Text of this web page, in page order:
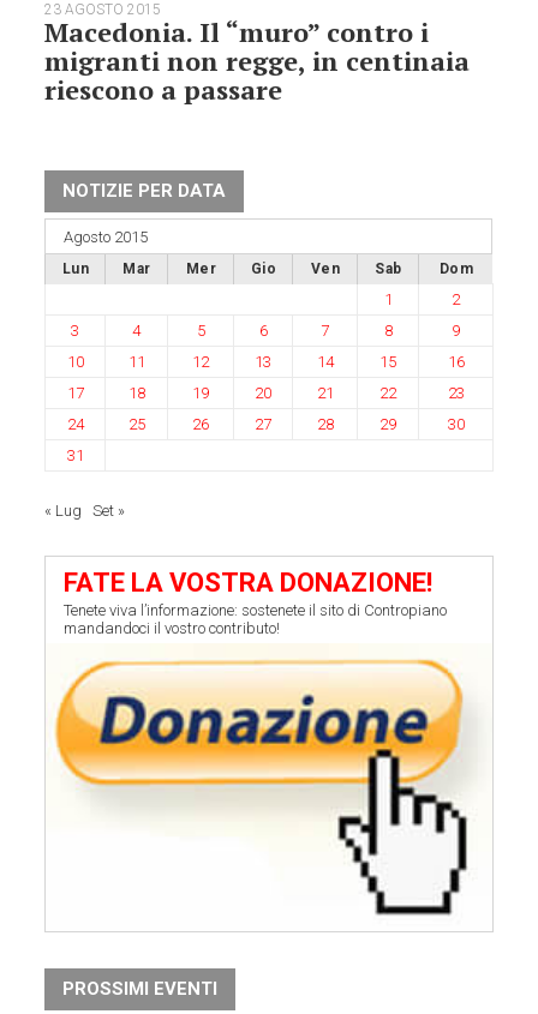
23 AGOSTO 2015
Macedonia. Il “muro” contro i
migranti non regge, in centinaia
riescono a passare
NOTIZIE PER DATA
Agosto 2015
Lun Mar Mer Gio Ven Sab Dom
1
2
3
4 5 6 7 8
9
10
11 12 13 14 15
16
17
18 19 20 21 22
23
24
25 26 27 28 29
30
31
« Lug Set »
FATE LA VOSTRA DONAZIONE!
Tenete viva l’informazione: sostenete il sito di Contropiano
mandandoci il vostro contributo!
PROSSIMI EVENTI